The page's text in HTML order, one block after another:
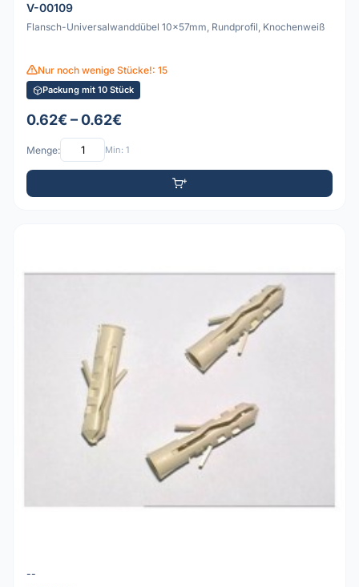
V-00109
Flansch-Universalwanddübel 10x57mm, Rundprofil, Knochenweiß
Nur noch wenige Stücke!: 15
Packung mit 10 Stück
0.62€ – 0.62€
Menge: Min: 1
--